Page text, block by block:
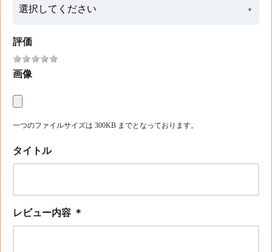
評価
画像
一つのファイルサイズは 300KB までとなっております。
タイトル
レビュー内容 ＊